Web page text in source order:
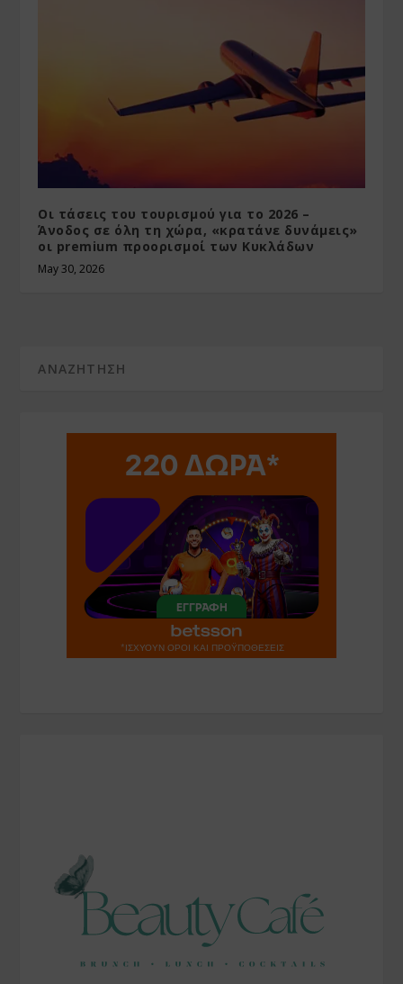
Οι τάσεις του τουρισμού για το 2026 –
Άνοδος σε όλη τη χώρα, «κρατάνε δυνάμεις»
οι premium προορισμοί των Κυκλάδων
May 30, 2026